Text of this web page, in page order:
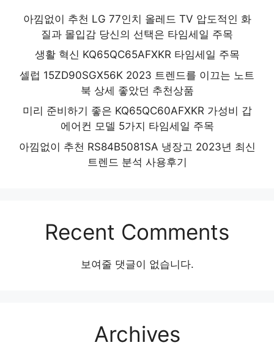
아낌없이 추천 LG 77인치 올레드 TV 압도적인 화
질과 몰입감 당신의 선택은 타임세일 주목
생활 혁신 KQ65QC65AFXKR 타임세일 주목
셀럽 15ZD90SGX56K 2023 트렌드를 이끄는 노트
북 상세 좋았던 추천상품
미리 준비하기 좋은 KQ65QC60AFXKR 가성비 갑
에어컨 모델 5가지 타임세일 주목
아낌없이 추천 RS84B5081SA 냉장고 2023년 최신
트렌드 분석 사용후기
Recent Comments
보여줄 댓글이 없습니다.
Archives